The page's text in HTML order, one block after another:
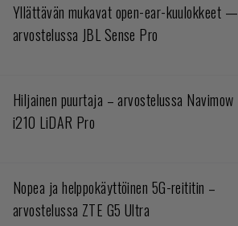
Yllättävän mukavat open-ear-kuulokkeet —
arvostelussa JBL Sense Pro
Hiljainen puurtaja – arvostelussa Navimow
i210 LiDAR Pro
Nopea ja helppokäyttöinen 5G-reititin –
arvostelussa ZTE G5 Ultra